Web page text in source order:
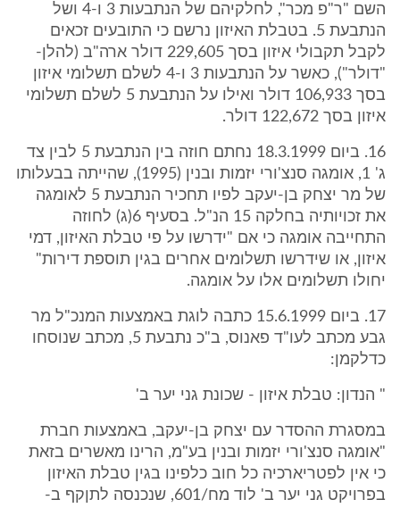
השם "ר"פ מכר", לחלקיהם של הנתבעות 3 ו-4 ושל
הנתבעת 5. בטבלת האיזון נרשם כי התובעים זכאים
לקבל תקבולי איזון בסך 229,605 דולר ארה"ב (להלן-
"דולר"), כאשר על הנתבעות 3 ו-4 לשלם תשלומי איזון
בסך 106,933 דולר ואילו על הנתבעת 5 לשלם תשלומי
איזון בסך 122,672 דולר.
16. ביום 18.3.1999 נחתם חוזה בין הנתבעת 5 לבין צד
ג' 1, אומגה סנצ'ורי יזמות ובנין (1995), שהייתה בבעלותו
של מר יצחק בן-יעקב לפיו תחכיר הנתבעת 5 לאומגה
את זכויותיה בחלקה 15 הנ"ל. בסעיף 6(ג) לחוזה
התחייבה אומגה כי אם "ידרשו על פי טבלת האיזון, דמי
איזון, או שידרשו תשלומים אחרים בגין תוספת דירות"
יחולו תשלומים אלו על אומגה.
17. ביום 15.6.1999 כתבה לוגת באמצעות המנכ"ל מר
גבע מכתב לעו"ד פאנוס, ב"כ נתבעת 5, מכתב שנוסחו
כדלקמן:
" הנדון: טבלת איזון - שכונת גני יער ב'
במסגרת ההסדר עם יצחק בן-יעקב, באמצעות חברת
"אומגה סנצ'ורי יזמות ובנין בע"מ, הרינו מאשרים בזאת
כי אין לפטריארכיה כל חוב כלפינו בגין טבלת האיזון
בפרויקט גני יער ב' לוד מח/601, שנכנסה לתןקף ב-